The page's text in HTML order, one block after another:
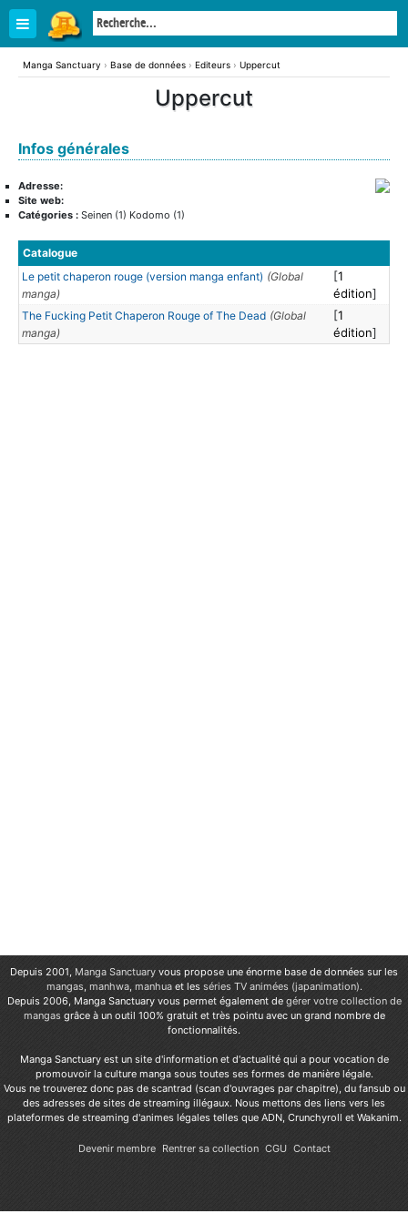
Manga Sanctuary › Base de données › Editeurs › Uppercut
Uppercut
Infos générales
Adresse:
Site web:
Catégories : Seinen (1) Kodomo (1)
Catalogue
Le petit chaperon rouge (version manga enfant) (Global
manga)
[1
édition]
The Fucking Petit Chaperon Rouge of The Dead (Global
manga)
[1
édition]
Depuis 2001, Manga Sanctuary vous propose une énorme base de données sur les
mangas, manhwa, manhuaet les séries TV animées (japanimation).
Depuis 2006, Manga Sanctuary vous permet également de gérer votre collection de
mangas grâce à un outil 100% gratuit et très pointu avec un grand nombre de
fonctionnalités.
Manga Sanctuary est un site d'information et d'actualité qui a pour vocation de
promouvoir la culture manga sous toutes ses formes de manière légale.
Vous ne trouverez donc pas de scantrad (scan d'ouvrages par chapitre), du fansub ou
des adresses de sites de streaming illégaux. Nous mettons des liens vers les
plateformes de streaming d'animes légales telles que ADN, Crunchyroll et Wakanim.
Devenir membre Rentrer sa collection CGU Contact